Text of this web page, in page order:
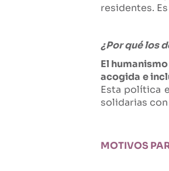
residentes.
¿Por qué los
El
acogida e
Esta política
solidarias
MOTIVOS